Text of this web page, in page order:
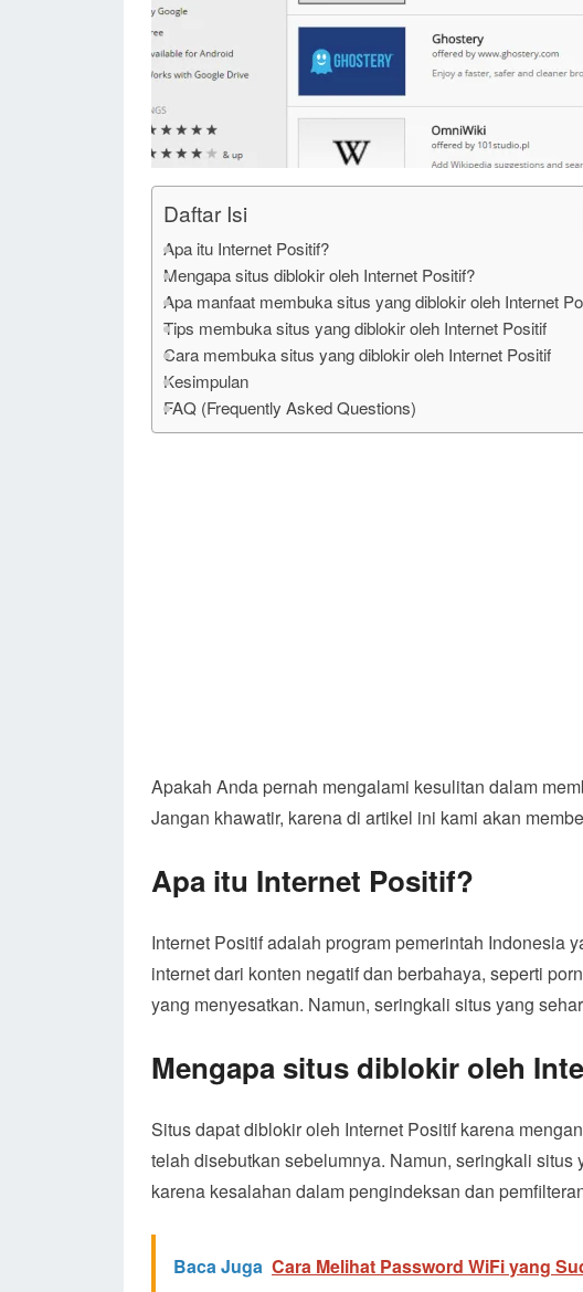
Daftar Isi
Apa itu Internet Positif?
Mengapa situs diblokir oleh Internet Positif?
Apa manfaat membuka situs yang diblokir oleh Internet
Tips membuka situs yang diblokir oleh Internet Positif
Cara membuka situs yang diblokir oleh Internet Positif
Kesimpulan
FAQ (Frequently Asked Questions)
Apakah Anda pernah mengalami kesulitan dalam
Jangan khawatir, karena di artikel ini kami akan
Apa itu Internet Positif?
Internet Positif adalah program pemerintah Indonesia
internet dari konten negatif dan berbahaya, seperti
yang menyesatkan. Namun, seringkali situs yang
Mengapa situs diblokir oleh
Situs dapat diblokir oleh Internet Positif karena
telah disebutkan sebelumnya. Namun, seringkali
karena kesalahan dalam pengindeksan dan
Baca Juga Cara Melihat Password WiFi yang